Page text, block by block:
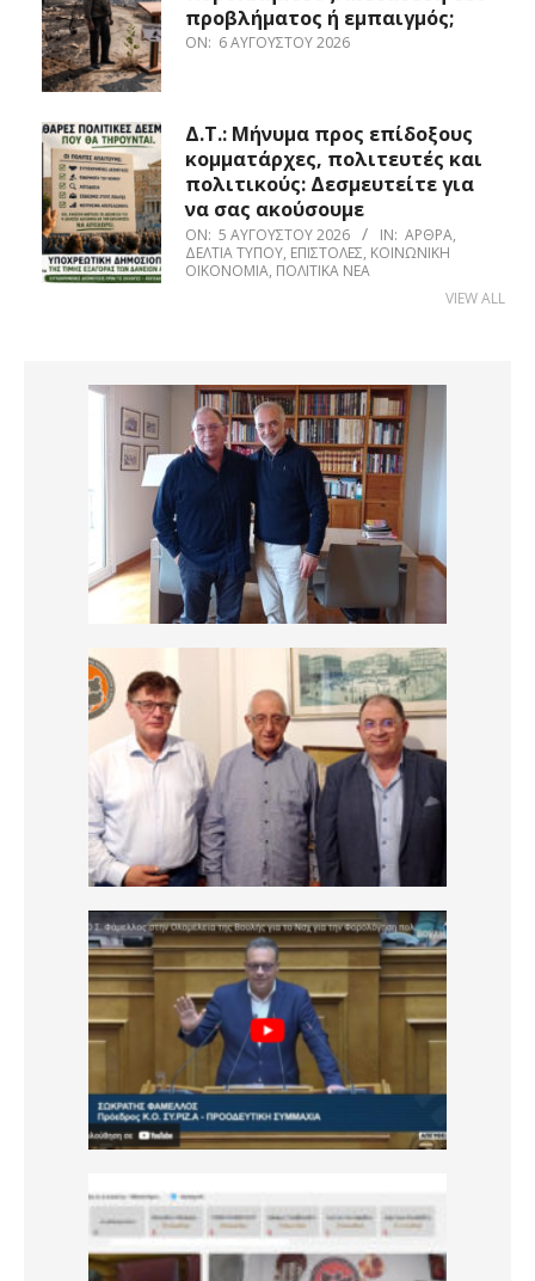
προβλήματος ή εμπαιγμός;
ON: 6 ΑΥΓΟΎΣΤΟΥ 2026
Δ.Τ.: Μήνυμα προς επίδοξους
κομματάρχες, πολιτευτές και
πολιτικούς: Δεσμευτείτε για
να σας ακούσουμε
ON: 5 ΑΥΓΟΎΣΤΟΥ 2026 IN: ΆΡΘΡΑ,
ΔΕΛΤΊΑ ΤΎΠΟΥ, ΕΠΙΣΤΟΛΈΣ, ΚΟΙΝΩΝΙΚΉ
ΟΙΚΟΝΟΜΊΑ, ΠΟΛΙΤΙΚΆ ΝΈΑ
VIEW ALL